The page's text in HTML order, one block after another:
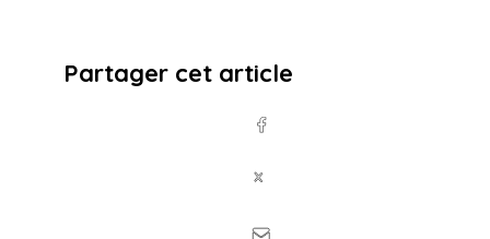
Partager cet article